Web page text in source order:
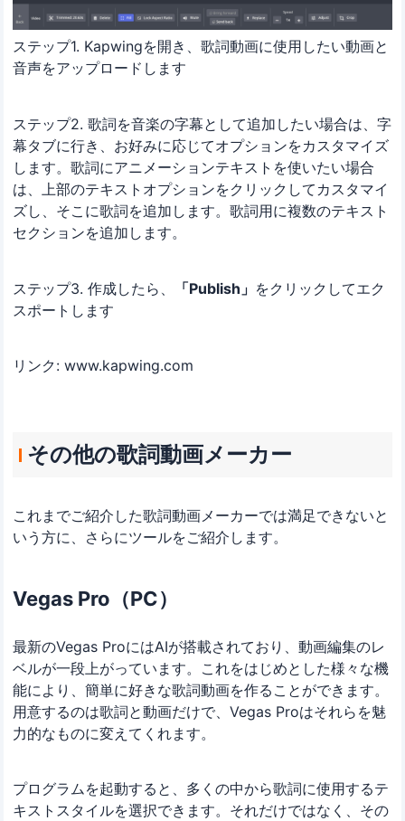
ステップ1. Kapwingを開き、歌詞動画に使用したい動画と
音声をアップロードします
ステップ2. 歌詞を音楽の字幕として追加したい場合は、字
幕タブに行き、お好みに応じてオプションをカスタマイズ
します。歌詞にアニメーションテキストを使いたい場合
は、上部のテキストオプションをクリックしてカスタマイ
ズし、そこに歌詞を追加します。歌詞用に複数のテキスト
セクションを追加します。
ステップ3. 作成したら、 「Publish」 をクリックしてエク
スポートします
リンク: www.kapwing.com
その他の歌詞動画メーカー
これまでご紹介した歌詞動画メーカーでは満足できないと
いう方に、さらにツールをご紹介します。
Vegas Pro（PC）
最新のVegas ProにはAIが搭載されており、動画編集のレ
ベルが一段上がっています。これをはじめとした様々な機
能により、簡単に好きな歌詞動画を作ることができます。
用意するのは歌詞と動画だけで、Vegas Proはそれらを魅
力的なものに変えてくれます。
プログラムを起動すると、多くの中から歌詞に使用するテ
キストスタイルを選択できます。それだけではなく、その